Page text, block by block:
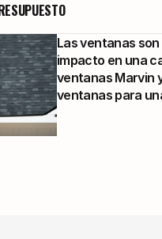
Las ventanas
impacto en una
ventanas Marvin
ventanas para